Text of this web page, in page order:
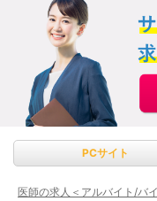
PCサイト
医師の求人＜アルバイト/バ